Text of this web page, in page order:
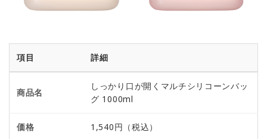
項目 詳細
商品名
しっかり口が開くマルチシリコーンバッ
グ 1000ml
価格 1,540円（税込）